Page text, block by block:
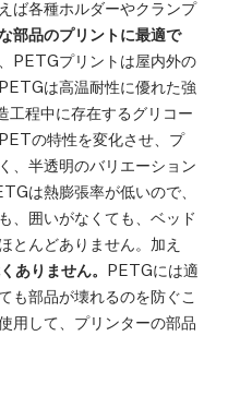
ば各種ホルダーやクランプ
部品のプリントに最適で
PETGプリントは屋内外の
は高温耐性に優れた強
工程中に存在するグリコー
の特性を変化させ、プ
、半透明のバリエーション
は熱膨張率が低いので、
、囲いがなくても、ベッド
とんどありません。加え
ありません。 PETGには適
も部品が壊れるのを防ぐこ
用して、プリンターの部品